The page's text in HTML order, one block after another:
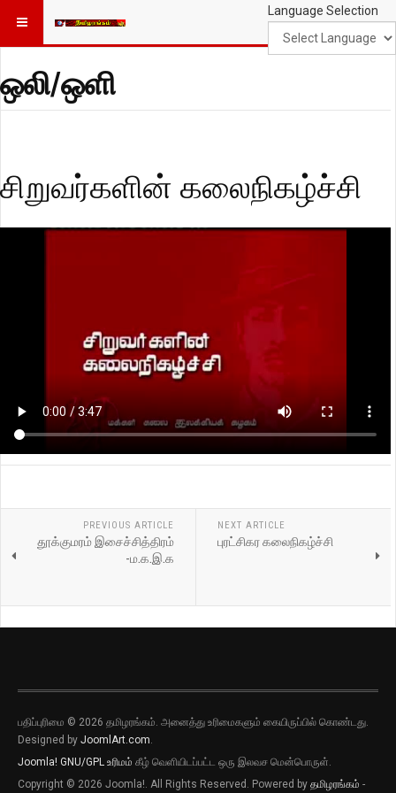
Language Selection
ஒலி/ஒளி
சிறுவர்களின் கலைநிகழ்ச்சி
PREVIOUS ARTICLE
தூக்குமரம் இசைச்சித்திரம்
-ம.க.இ.க
NEXT ARTICLE
புரட்சிகர கலைநிகழ்ச்சி
பதிப்புரிமை © 2026 தமிழரங்கம். அனைத்து உரிமைகளும் கையிருப்பில் கொண்டது.
Designed by JoomlArt.com.
Joomla! GNU/GPL உரிமம் கீழ் வெளியிடப்பட்ட ஒரு இலவச மென்பொருள்.
Copyright © 2026 Joomla!. All Rights Reserved. Powered by தமிழரங்கம் -